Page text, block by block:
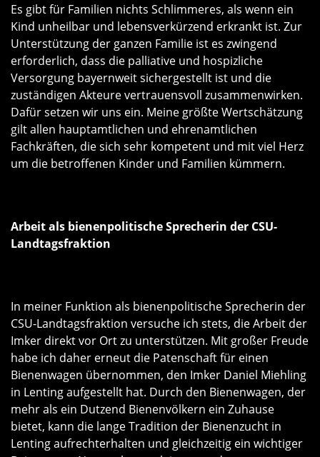
Es gibt für Familien nichts Schlimmeres, als wenn ein
Kind unheilbar und lebensverkürzend erkrankt ist. Zur
Unterstützung der ganzen Familie ist es zwingend
erforderlich, dass die palliative und hospizliche
Versorgung bayernweit sichergestellt ist und die
zuständigen Akteure vertrauensvoll zusammenwirken.
Dafür setzen wir uns ein. Meine größte Wertschätzung
gilt allen hauptamtlichen und ehrenamtlichen
Fachkräften, die sich sehr kompetent und mit viel Herz
um die betroffenen Kinder und Familien kümmern.
Arbeit als bienenpolitische Sprecherin der CSU-
Landtagsfraktion
In meiner Funktion als bienenpolitische Sprecherin der
CSU-Landtagsfraktion versuche ich stets, die Arbeit der
Imker direkt vor Ort zu unterstützen. Mit großer Freude
habe ich daher erneut die Patenschaft für einen
Bienenwagen übernommen, den Imker Daniel Miehling
in Lenting aufgestellt hat. Durch den Bienenwagen, der
mehr als ein Dutzend Bienenvölkern ein Zuhause
bietet, kann die lange Tradition der Bienenzucht in
Lenting aufrechterhalten und gleichzeitig ein wichtiger